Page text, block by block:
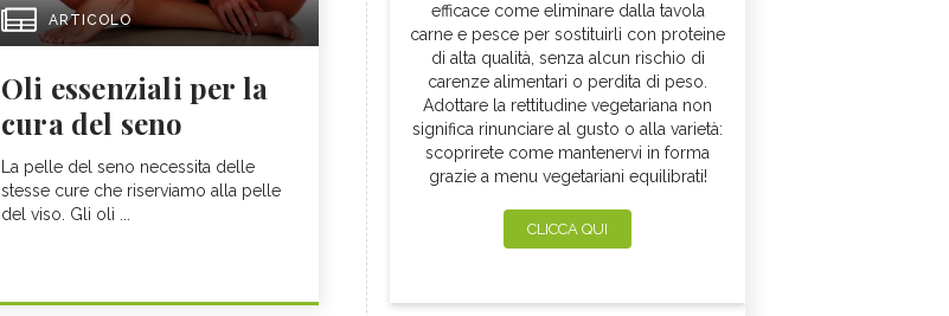
ARTICOLO
Oli essenziali per la
cura del seno
La pelle del seno necessita delle
stesse cure che riserviamo alla pelle
del viso. Gli oli ...
efficace come eliminare dalla tavola
carne e pesce per sostituirli con proteine
di alta qualità, senza alcun rischio di
carenze alimentari o perdita di peso.
Adottare la rettitudine vegetariana non
significa rinunciare al gusto o alla varietà:
scoprirete come mantenervi in forma
grazie a menu vegetariani equilibrati!
CLICCA QUI